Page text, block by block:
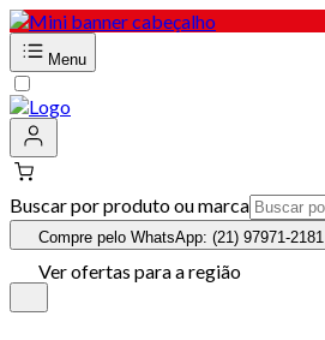
Menu
Buscar por produto ou marca
Compre pelo WhatsApp: (21) 97971-2181
Ver ofertas para a região